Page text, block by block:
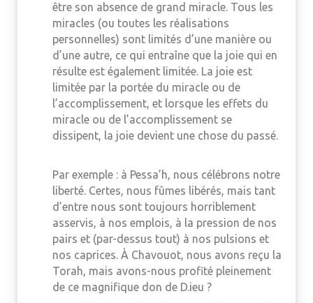
être son absence de grand miracle. Tous les
miracles (ou toutes les réalisations
personnelles) sont limités d’une manière ou
d’une autre, ce qui entraîne que la joie qui en
résulte est également limitée. La joie est
limitée par la portée du miracle ou de
l’accomplissement, et lorsque les effets du
miracle ou de l’accomplissement se
dissipent, la joie devient une chose du passé.
Par exemple : à Pessa’h, nous célébrons notre
liberté. Certes, nous fûmes libérés, mais tant
d’entre nous sont toujours horriblement
asservis, à nos emplois, à la pression de nos
pairs et (par-dessus tout) à nos pulsions et
nos caprices. À Chavouot, nous avons reçu ​​la
Torah, mais avons-nous profité pleinement
de ce magnifique don de D.ieu ?